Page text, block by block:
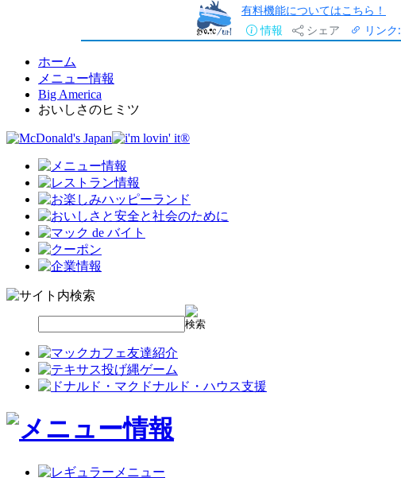
有料機能についてはこちら！
情報
シェア リンク: